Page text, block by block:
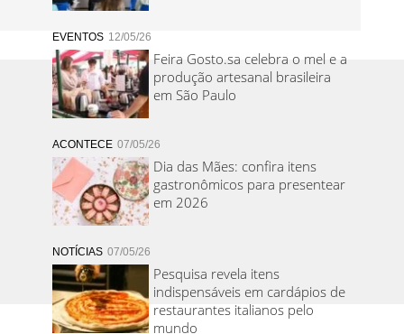
EVENTOS 12/05/26
Feira Gosto.sa celebra o mel e a
produção artesanal brasileira
em São Paulo
ACONTECE 07/05/26
Dia das Mães: confira itens
gastronômicos para presentear
em 2026
NOTÍCIAS 07/05/26
Pesquisa revela itens
indispensáveis em cardápios de
restaurantes italianos pelo
mundo